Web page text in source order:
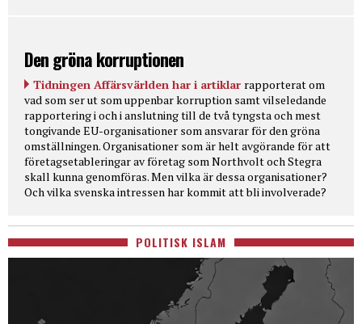
Den gröna korruptionen
Tidningen Affärsvärlden har i artiklar rapporterat om
vad som ser ut som uppenbar korruption samt vilseledande
rapportering i och i anslutning till de två tyngsta och mest
tongivande EU-organisationer som ansvarar för den gröna
omställningen. Organisationer som är helt avgörande för att
företagsetableringar av företag som Northvolt och Stegra
skall kunna genomföras. Men vilka är dessa organisationer?
Och vilka svenska intressen har kommit att bli involverade?
POLITISK ISLAM